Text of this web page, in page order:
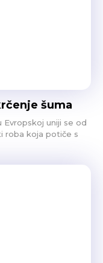
šuma
Evropskoj uniji se od
roba koja potiče s